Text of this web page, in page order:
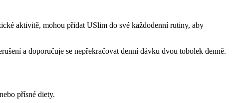
aktivitě, mohou přidat USlim do své každodenní rutiny, aby
a doporučuje se nepřekračovat denní dávku dvou tobolek denně.
přísné diety.